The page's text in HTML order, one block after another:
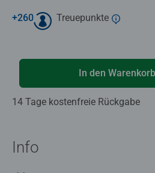
+260 Treuepunkte
In den Warenkorb
14 Tage kostenfreie Rückgabe
Info